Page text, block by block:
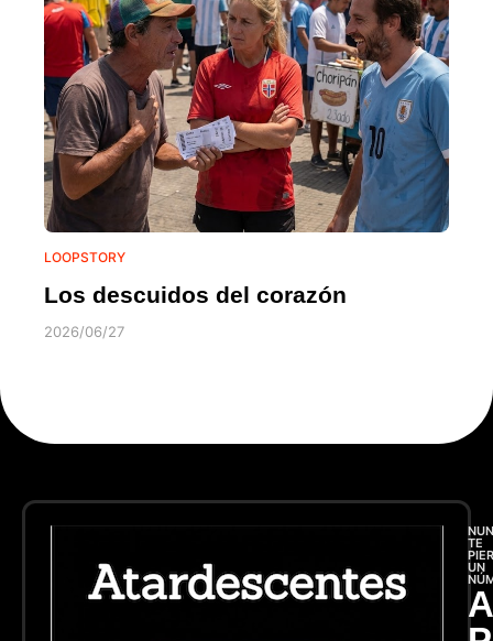
LOOPSTORY
Los descuidos del corazón
2026/06/27
TE
UN